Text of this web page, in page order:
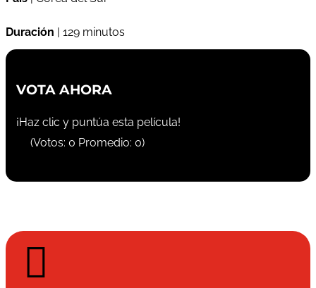
Duración | 129 minutos
VOTA AHORA
¡Haz clic y puntúa esta película!
(Votos: 0 Promedio: 0)
